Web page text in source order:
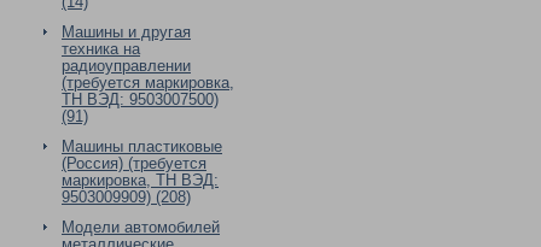
Машины и другая
техника на
радиоуправлении
(требуется маркировка,
ТН ВЭД: 9503007500)
(91)
Машины пластиковые
(Россия) (требуется
маркировка, ТН ВЭД:
9503009909) (208)
Модели автомобилей